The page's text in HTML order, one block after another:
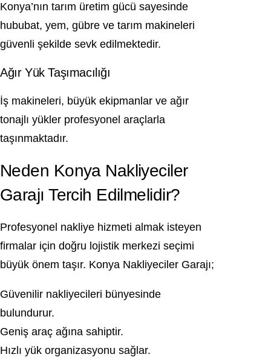
Konya’nın tarım üretim gücü sayesinde
hububat, yem, gübre ve tarım makineleri
güvenli şekilde sevk edilmektedir.
Ağır Yük Taşımacılığı
İş makineleri, büyük ekipmanlar ve ağır
tonajlı yükler profesyonel araçlarla
taşınmaktadır.
Neden Konya Nakliyeciler
Garajı Tercih Edilmelidir?
Profesyonel nakliye hizmeti almak isteyen
firmalar için doğru lojistik merkezi seçimi
büyük önem taşır. Konya Nakliyeciler Garajı;
Güvenilir nakliyecileri bünyesinde
bulundurur.
Geniş araç ağına sahiptir.
Hızlı yük organizasyonu sağlar.